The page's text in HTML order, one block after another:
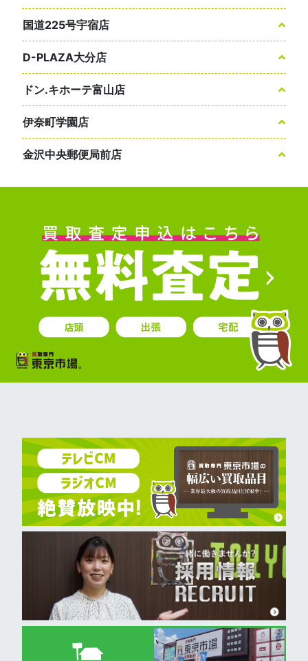
国道225号宇宿店
D-PLAZA大分店
ドン.キホーテ富山店
伊奈町学園店
金沢中央郵便局前店